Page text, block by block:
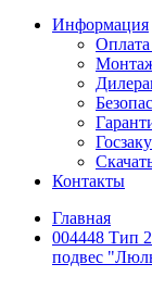
Для детей с
возможностями
Информация
Оплата
Контакты
Главная
004448 Тип
подвес